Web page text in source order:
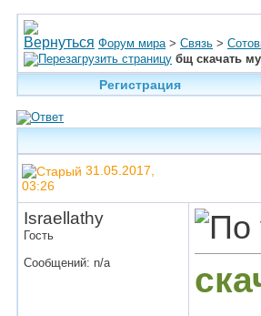
Форум мира > Связь >
бщ скачать
Регистрация
31.05.2017,
03:26
Israellathy
Гость
Сообщений: n/a